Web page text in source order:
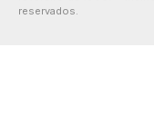
reservados.